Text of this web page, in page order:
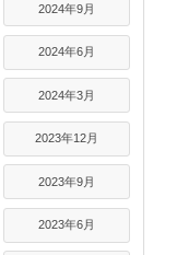
2024年9月
2024年6月
2024年3月
2023年12月
2023年9月
2023年6月